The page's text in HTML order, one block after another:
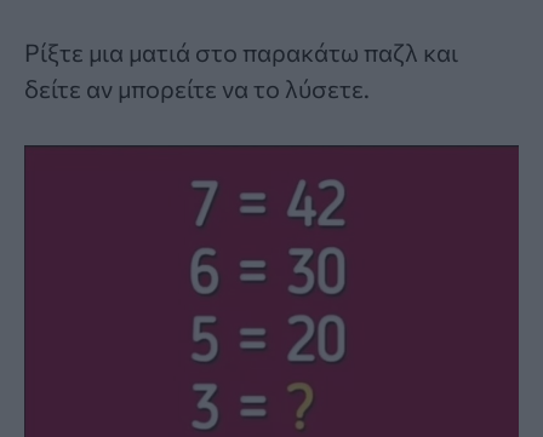
Ρίξτε μια ματιά στο παρακάτω παζλ και
δείτε αν μπορείτε να το λύσετε.